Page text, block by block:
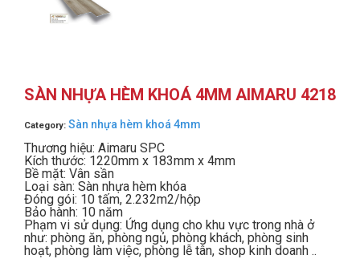
SÀN NHỰA HÈM KHOÁ 4MM AIMARU 4218
Category: Sàn nhựa hèm khoá 4mm
Thương hiệu: Aimaru SPC
Kích thước: 1220mm x 183mm x 4mm
Bề mặt: Vân sần
Loại sàn: Sàn nhựa hèm khóa
Đóng gói: 10 tấm, 2.232m2/hộp
Bảo hành: 10 năm
Phạm vi sử dụng: Ứng dụng cho khu vực trong nhà ở
như: phòng ăn, phòng ngủ, phòng khách, phòng sinh
hoạt, phòng làm việc, phòng lễ tân, shop kinh doanh ..